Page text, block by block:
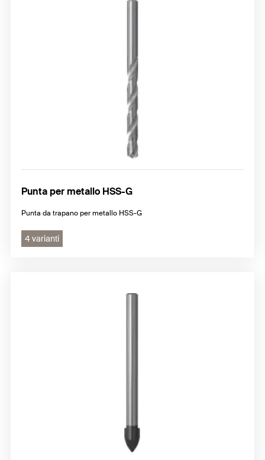
Punta per metallo HSS-G
Punta da trapano per metallo HSS-G
4 varianti